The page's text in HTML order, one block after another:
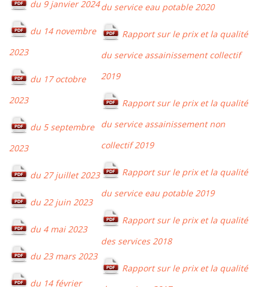
du 9 janvier 2024
du 14 novembre
2023
du 17 octobre
2023
du 5 septembre
2023
du 27 juillet 2023
du 22 juin 2023
du 4 mai 2023
du 23 mars 2023
du 14 février
du service eau potable 2020
Rapport sur le prix et la qualité
du service assainissement collectif
2019
Rapport sur le prix et la qualité
du service assainissement non
collectif 2019
Rapport sur le prix et la qualité
du service eau potable 2019
Rapport sur le prix et la qualité
des services 2018
Rapport sur le prix et la qualité